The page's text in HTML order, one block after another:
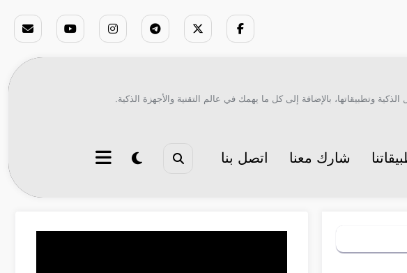
وتطبيقاتها، بالإضافة إلى كل ما يهمك في عالم التقنية والأجهزة الذكية.
شارك معنا اتصل بنا